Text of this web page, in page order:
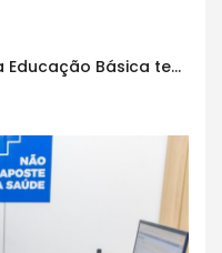
Índice de Desenvolvimento da Educação Básica tem elevação em todas as etapas